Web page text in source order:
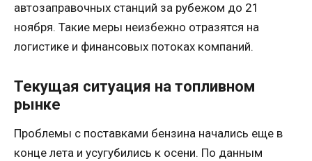
автозаправочных станций за рубежом до 21
ноября. Такие меры неизбежно отразятся на
логистике и финансовых потоках компаний.
Текущая ситуация на топливном
рынке
Проблемы с поставками бензина начались еще в
конце лета и усугубились к осени. По данным